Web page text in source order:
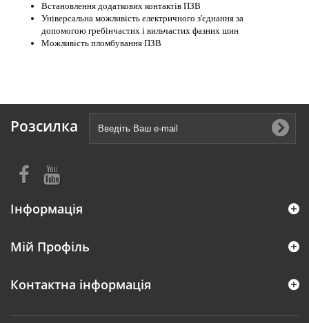
Встановлення додаткових контактів ПЗВ
Універсальна можливість електричного з'єднання за
допомогою гребінчастих і вильчастих фазних шин
Можливість пломбування ПЗВ
Розсилка
Інформація
Мій Профіль
Контактна інформація